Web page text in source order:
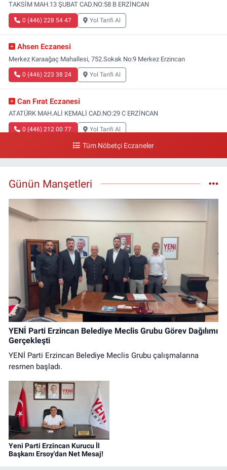
TAKSİM MAH.13 ŞUBAT CAD.NO:58 B ERZİNCAN
0 (446) 228 54 47 Yol Tarifi Al
Ahsen Eczanesi
Merkez Karaağaç Mahallesi, 752.Sokak No:9 Merkez Erzincan
0 (446) 223 38 24 Yol Tarifi Al
Can Fırat Eczanesi
ATATÜRK MAH.ALİ KEMALİ CAD.NO:29 C ERZİNCAN
0 (446) 212 00 77 Yol Tarifi Al
0 (446) 212 10 20
Tüm Nöbetçi Eczaneler
Günün Manşetleri
YENİ Parti Erzincan Belediye Meclis Grubu Görev Dağılımı
Gerçekleşti
YENİ Parti Erzincan Belediye Meclis Grubu çalışmalarına
resmen başladı.
Yeni Parti Erzincan Kurucu İl
Başkanı Ersoy'dan Net Mesaj!